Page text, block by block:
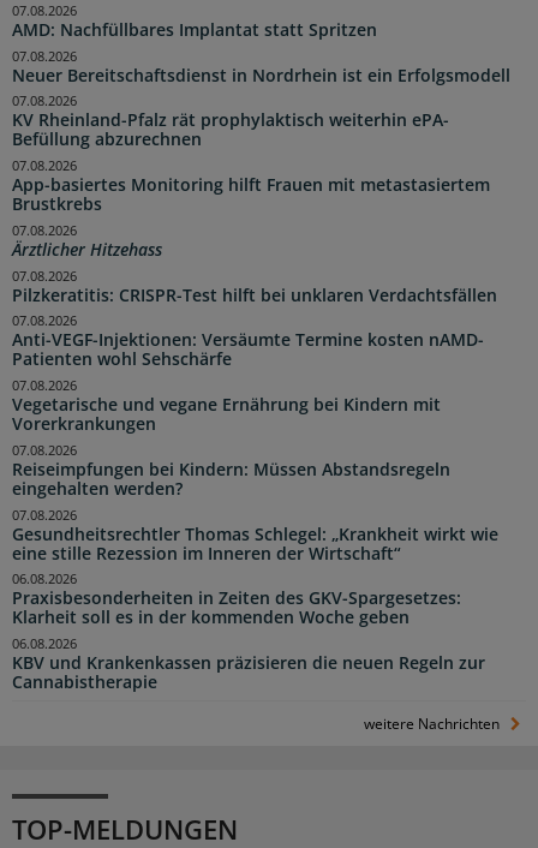
AMD: Nachfüllbares Implantat statt Spritzen
07.08.2026
Neuer Bereitschaftsdienst in Nordrhein ist ein Erfolgsmodell
07.08.2026
KV Rheinland-Pfalz rät prophylaktisch weiterhin ePA-
Befüllung abzurechnen
07.08.2026
App-basiertes Monitoring hilft Frauen mit metastasiertem
Brustkrebs
07.08.2026
Ärztlicher Hitzehass
07.08.2026
Pilzkeratitis: CRISPR-Test hilft bei unklaren Verdachtsfällen
07.08.2026
Anti-VEGF-Injektionen: Versäumte Termine kosten nAMD-
Patienten wohl Sehschärfe
07.08.2026
Vegetarische und vegane Ernährung bei Kindern mit
Vorerkrankungen
07.08.2026
Reiseimpfungen bei Kindern: Müssen Abstandsregeln
eingehalten werden?
07.08.2026
Gesundheitsrechtler Thomas Schlegel: „Krankheit wirkt wie
eine stille Rezession im Inneren der Wirtschaft“
07.08.2026
Praxisbesonderheiten in Zeiten des GKV-Spargesetzes:
Klarheit soll es in der kommenden Woche geben
06.08.2026
KBV und Krankenkassen präzisieren die neuen Regeln zur
Cannabistherapie
06.08.2026
weitere Nachrichten
TOP-MELDUNGEN